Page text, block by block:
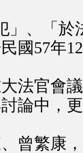
」、「於
國57年
法官會
論中，
曾繁康